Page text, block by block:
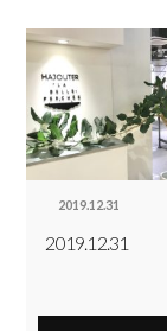
2019.12.31
2019.12.31